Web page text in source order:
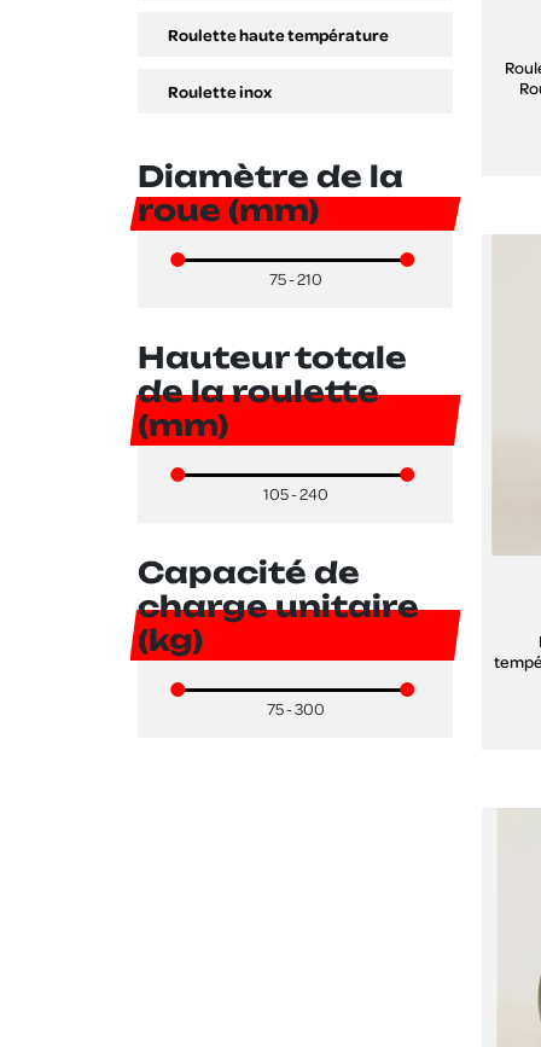
Roulette haute température
Roulette inox
Diamètre de la
roue (mm)
75 - 210
Hauteur totale
de la roulette
(mm)
105 - 240
Capacité de
charge unitaire
(kg)
75 - 300